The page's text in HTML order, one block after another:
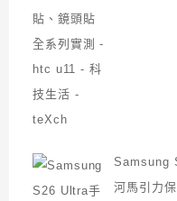
Samsung
河馬引力